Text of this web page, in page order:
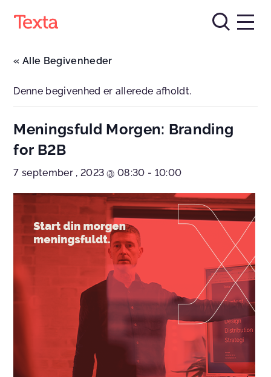
« Alle Begivenheder
Denne begivenhed er allerede afholdt.
Meningsfuld Morgen: Branding
for B2B
7 september , 2023 @ 08:30 - 10:00